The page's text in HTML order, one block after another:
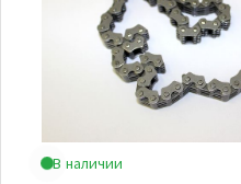
В наличии